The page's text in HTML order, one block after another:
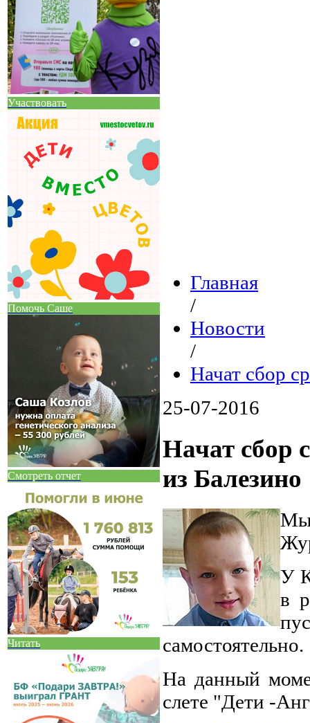
Участвовать
Помочь Саше
Смотреть отчет
Читать
Главная
/
Новости
/
Начат сбор
25-07-2016
Начат сбор
из Балезино
Мы
У
в
самостоятельно.
На данный
слете "Дети -